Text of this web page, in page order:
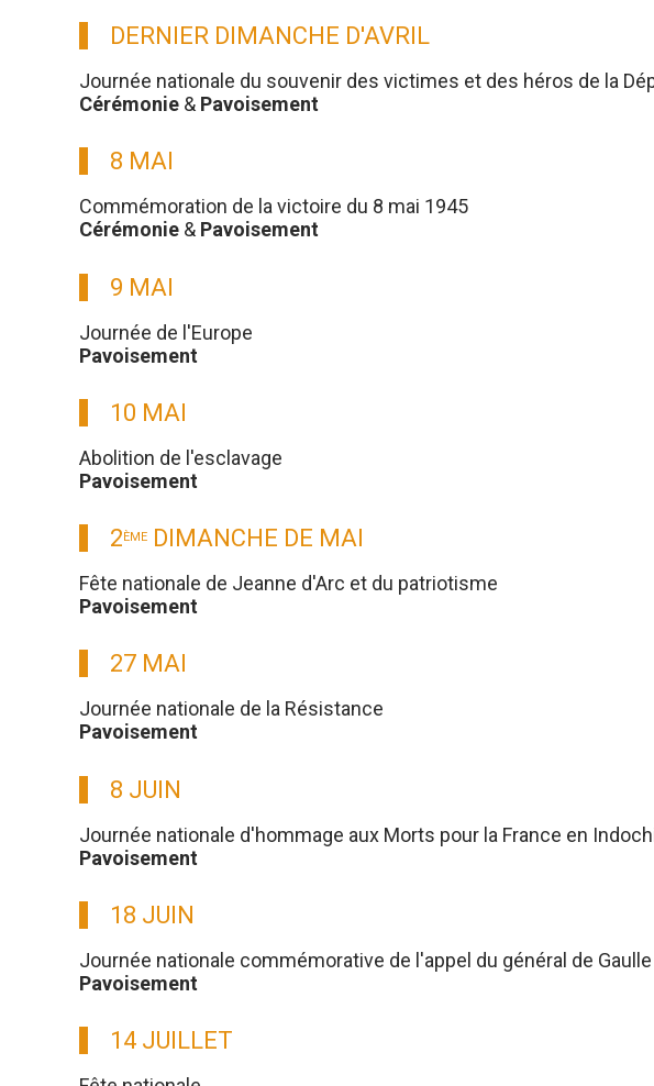
DERNIER DIMANCHE D'AVRIL
Journée nationale du souvenir des victimes et des héros de la
Cérémonie & Pavoisement
8 MAI
Commémoration de la victoire du 8 mai 1945
Cérémonie & Pavoisement
9 MAI
Journée de l'Europe
Pavoisement
10 MAI
Abolition de l'esclavage
Pavoisement
2ÈME DIMANCHE DE MAI
Fête nationale de Jeanne d'Arc et du patriotisme
Pavoisement
27 MAI
Journée nationale de la Résistance
Pavoisement
8 JUIN
Journée nationale d'hommage aux Morts pour la France en
Pavoisement
18 JUIN
Journée nationale commémorative de l'appel du général de
Pavoisement
14 JUILLET